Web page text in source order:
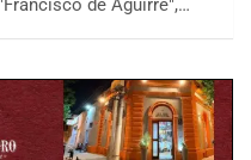
de Aguirre",…